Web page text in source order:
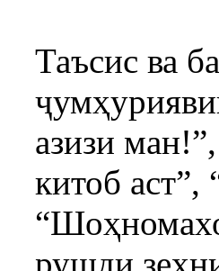
Таъсис ва
азизи
китоб
рушди